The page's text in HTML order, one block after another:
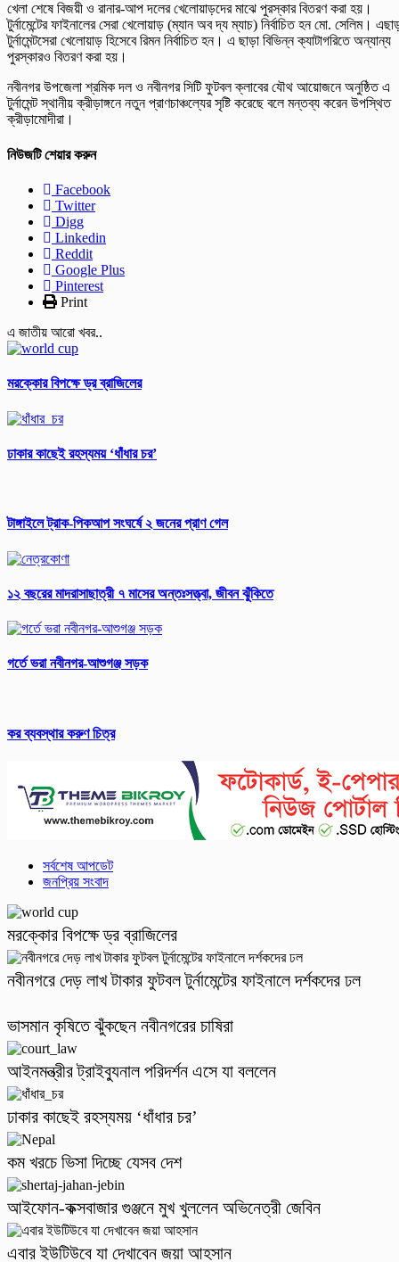
খেলা শেষে বিজয়ী ও রানার-আপ দলের খেলোয়াড়দের মাঝে পুরস্কার বিতরণ করা হয়।
টুর্নামেন্টের ফাইনালের সেরা খেলোয়াড় (ম্যান অব দ্য ম্যাচ) নির্বাচিত হন মো. সেলিম।
টুর্নামেন্টসেরা খেলোয়াড় হিসেবে রিমন নির্বাচিত হন। এ ছাড়া বিভিন্ন ক্যাটাগরিতে অন্যান্য
পুরস্কারও বিতরণ করা হয়।
নবীনগর উপজেলা শ্রমিক দল ও নবীনগর সিটি ফুটবল ক্লাবের যৌথ আয়োজনে অনুষ্ঠিত এ
টুর্নামেন্ট স্থানীয় ক্রীড়াঙ্গনে নতুন প্রাণচাঞ্চল্যের সৃষ্টি করেছে বলে মন্তব্য করেন উপস্থিত
ক্রীড়ামোদীরা।
নিউজটি শেয়ার করুন
Facebook
Twitter
Digg
Linkedin
Reddit
Google Plus
Pinterest
Print
এ জাতীয় আরো খবর..
মরক্কোর বিপক্ষে ড্র ব্রাজিলের
ঢাকার কাছেই রহস্যময় ‘ধাঁধার চর’
টাঙ্গাইলে ট্রাক-পিকআপ সংঘর্ষে ২ জনের প্রাণ গেল
১২ বছরের মাদরাসাছাত্রী ৭ মাসের অন্তঃসত্ত্বা, জীবন ঝুঁকিতে
গর্তে ভরা নবীনগর-আশুগঞ্জ সড়ক
কর ব্যবস্থার করুণ চিত্র
সর্বশেষ আপডেট
জনপ্রিয় সংবাদ
মরক্কোর বিপক্ষে ড্র ব্রাজিলের
নবীনগরে দেড় লাখ টাকার ফুটবল টুর্নামেন্টের ফাইনালে দর্শকদের ঢল
ভাসমান কৃষিতে ঝুঁকছেন নবীনগরের চাষিরা
আইনমন্ত্রীর ট্রাইব্যুনাল পরিদর্শন এসে যা বললেন
ঢাকার কাছেই রহস্যময় ‘ধাঁধার চর’
কম খরচে ভিসা দিচ্ছে যেসব দেশ
আইফোন-কক্সবাজার গুঞ্জনে মুখ খুললেন অভিনেত্রী জেবিন
এবার ইউটিউবে যা দেখাবেন জয়া আহসান